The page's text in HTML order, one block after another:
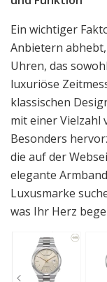
Ein wichtiger
Anbietern
Uhren, das
luxuriöse
klassischen
mit einer Vielzahl
Besonders
die auf der
elegante
Luxusmarke
was Ihr Herz